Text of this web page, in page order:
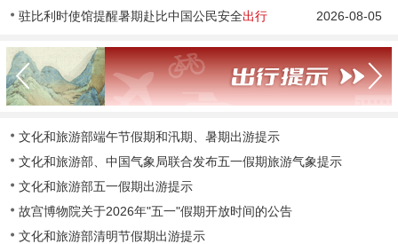
2026-08-05
驻比利时使馆提醒暑期赴比中国公民安全出行
文化和旅游部端午节假期和汛期、暑期出游提示
文化和旅游部、中国气象局联合发布五一假期旅游气象提示
文化和旅游部五一假期出游提示
故宫博物院关于2026年"五一"假期开放时间的公告
文化和旅游部清明节假期出游提示